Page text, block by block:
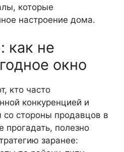
которые
настроение дома.
как не
окно
кто часто
конкуренцией и
стороны продавцов в
прогадать, полезно
заранее: